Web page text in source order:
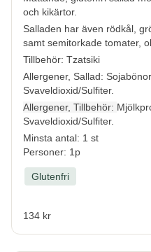
och kikärtor.
Salladen har även rödkål,
samt semitorkade tomater,
Tillbehör: Tzatsiki
Allergener, Sallad:
Svaveldioxid/Sulfiter.
Allergener, Tillbehör:
Svaveldioxid/Sulfiter.
Minsta antal: 1 st
Personer: 1p
Glutenfri
134 kr